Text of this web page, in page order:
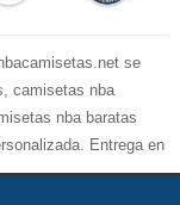
se
camisetas nba
nba baratas
Entrega en
puedes estar
usted. Miles de